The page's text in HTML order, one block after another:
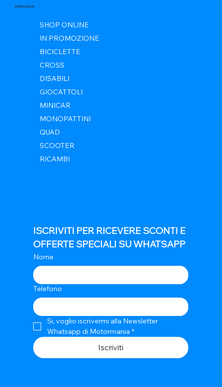
CATALOGO
SHOP ONLINE
IN PROMOZIONE
BICICLETTE
CROSS
DISABILI
GIOCATTOLI
MINICAR
MONOPATTINI
QUAD
SCOOTER
RICAMBI
ISCRIVITI PER RICEVERE SCONTI E
OFFERTE SPECIALI SU WHATSAPP
Nome
Telefono
Si, voglio iscrivermi alla Newsletter
Whatsapp di Motormania *
Iscriviti